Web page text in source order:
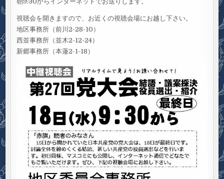
視聴会を開きますので、お近くの視聴会場にお越し下さい。
地区事務所（前川2-28-10）
西並事務所（並木2-12-24）
新郷事務所（本蓮2-1-18）